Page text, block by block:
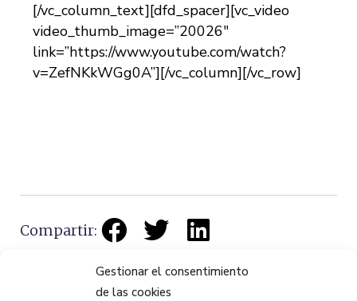
Gestionar el consentimiento
de las cookies
[/vc_column_text][dfd_spacer][vc_video
video_thumb_image=”20026″
link=”https://www.youtube.com/watch?
v=ZefNKkWGg0A”][/vc_column][/vc_row]
Compartir: